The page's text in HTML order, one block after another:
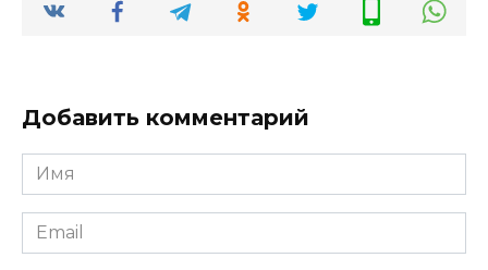
Добавить комментарий
Имя
*
Email
*